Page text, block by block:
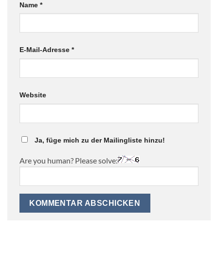
Name *
E-Mail-Adresse *
Website
Ja, füge mich zu der Mailingliste hinzu!
Are you human? Please solve: